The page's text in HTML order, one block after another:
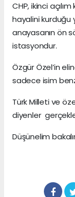
CHP, ikinci
hayalini kurduğu
anayasanın ön
istasyondur.
Özgür Özel’in
sadece isim
Türk Milleti ve
diyenler
Düşünelim